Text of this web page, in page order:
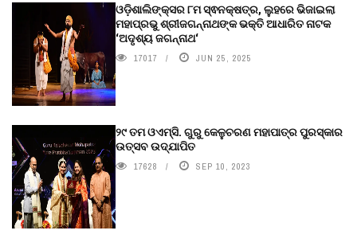
ଓଡ଼ିଶାଲିଙ୍କ୍ସର ୮ମ ସ୍ଵନକ୍ଷତ୍ର, ଲୁହରେ ଭିଜାଇଲା
ମହାପ୍ରଭୁ ଶ୍ରୀଜଗନ୍ନାଥଙ୍କ ଭକ୍ତି ଆଧାରିତ ନାଟକ
‘ଅଦୃଶ୍ୟ ଜଗନ୍ନାଥ‘
17017 JUN 25, 2025
୨୯ ତମ ଓଏମ୍‌ସି. ଗୁରୁ କେଳୁଚରଣ ମହାପାତ୍ର ପୁରସ୍କାର
ଉତ୍ସବ ଉଦ୍‍ଯାପିତ
17628 SEP 10, 2023